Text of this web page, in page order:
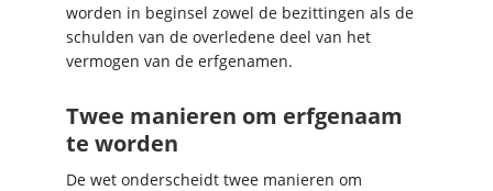
worden in beginsel zowel de bezittingen als de
schulden van de overledene deel van het
vermogen van de erfgenamen.
Twee manieren om erfgenaam
te worden
De wet onderscheidt twee manieren om